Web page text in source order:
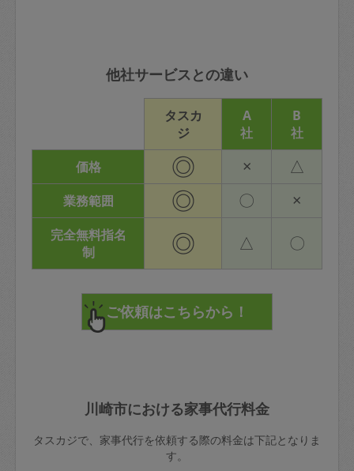
他社サービスとの違い
タスカ
ジ
A
社
B
社
価格
◎ × △
業務範囲 ◎ 〇 ×
完全無料指名
制
◎ △ 〇
川崎市における家事代行料金
タスカジで、家事代行を依頼する際の料金は下記となりま
す。